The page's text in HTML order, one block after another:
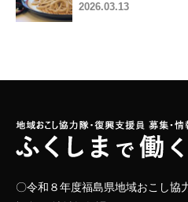
2026.03.13
〇令和８年度福島県地域おこし協